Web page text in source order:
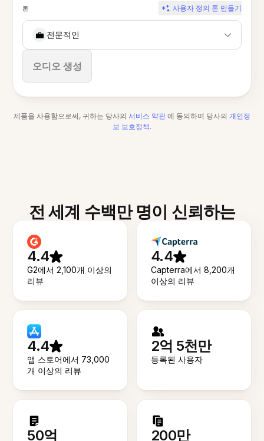
톤 사용자 정의 톤 만들기
💼 전문적인
오디오 생성
중지
제품을 사용함으로써, 귀하는 당사의 서비스 약관 에 동의하며 당사의 개인정
보 보호정책.
전 세계 수백만 명이 신뢰하는
4.4
G2에서 2,100개 이상의
리뷰
4.4
Capterra에서 8,200개
이상의 리뷰
4.4
앱 스토어에서 73,000
개 이상의 리뷰
2억 5천만
등록된 사용자
50억 200만